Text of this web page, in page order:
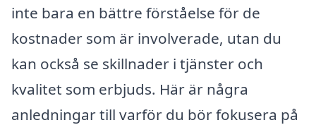
inte bara en bättre förståelse för de
kostnader som är involverade, utan du
kan också se skillnader i tjänster och
kvalitet som erbjuds. Här är några
anledningar till varför du bör fokusera på